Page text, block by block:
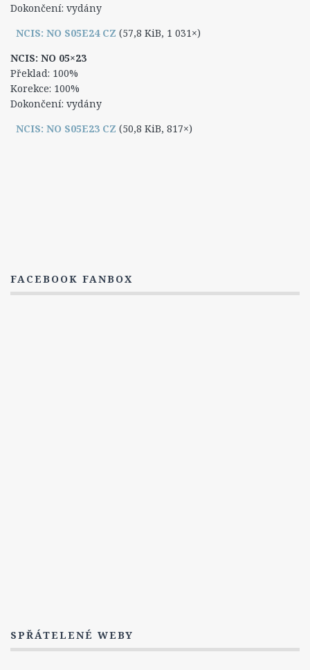
7. Série
8. série
NCIS: New Orleans
1. Série
2. Série
Dokončení: vydány
NCIS: NO S05E24 CZ (57,8 KiB, 1 031×)
NCIS: NO 05×23
Překlad: 100%
Korekce: 100%
Dokončení: vydány
NCIS: NO S05E23 CZ (50,8 KiB, 817×)
FACEBOOK FANBOX
SPŘÁTELENÉ WEBY